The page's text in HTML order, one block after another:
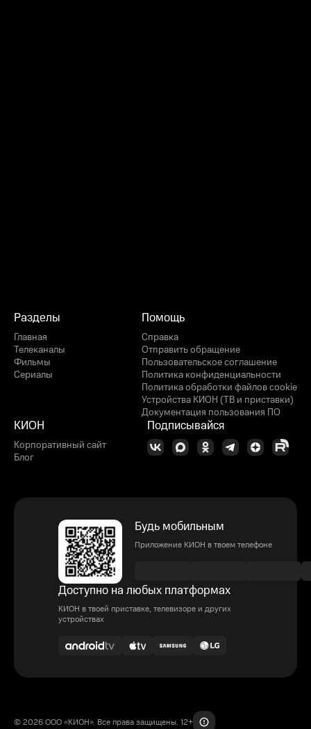
Разделы
Главная
Телеканалы
Фильмы
Сериалы
Помощь
Справка
Отправить обращение
Пользовательское соглашение
Политика конфиденциальности
Политика обработки файлов cookie
Устройства КИОН (ТВ и приставки)
Документация пользования ПО
КИОН
Корпоративный сайт
Блог
Подписывайся
Будь мобильным
Приложение КИОН в твоем телефоне
Доступно на любых платформах
КИОН в твоей приставке, телевизоре и других
устройствах
© 2026 ООО «КИОН». Все права защищены. 12+